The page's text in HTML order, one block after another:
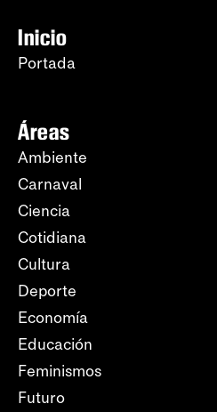
Inicio
Portada
Áreas
Ambiente
Carnaval
Ciencia
Cotidiana
Cultura
Deporte
Economía
Educación
Feminismos
Futuro